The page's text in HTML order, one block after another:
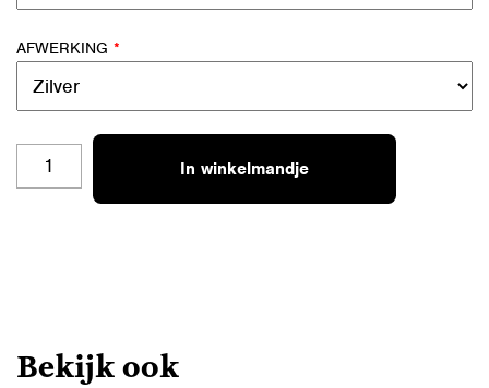
AFWERKING *
In winkelmandje
Bekijk ook